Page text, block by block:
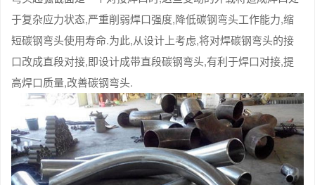
于复杂应力状态,严重削弱焊口强度,降低碳钢弯头工作能力,缩
短碳钢弯头使用寿命.为此,从设计上考虑,将对焊碳钢弯头的接
口改成直段对接,即设计成带直段碳钢弯头,有利于焊口对接,提
高焊口质量,改善碳钢弯头.